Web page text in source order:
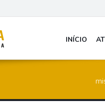
INÍCIO